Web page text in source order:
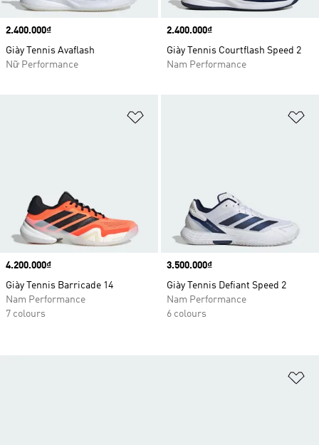
Price
2.400.000₫
Giày Tennis Avaflash
Nữ Performance
Price
2.400.000₫
Giày Tennis Courtflash Speed 2
Nam Performance
Price
4.200.000₫
Giày Tennis Barricade 14
Nam Performance
7 colours
Price
3.500.000₫
Giày Tennis Defiant Speed 2
Nam Performance
6 colours